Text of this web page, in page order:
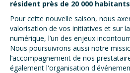
résident près de 20 000
Pour cette nouvelle saison, nous
valorisation de vos initiatives et sur
numérique, l’un des enjeux
Nous poursuivrons aussi notre
l’accompagnement de nos
également l'organisation